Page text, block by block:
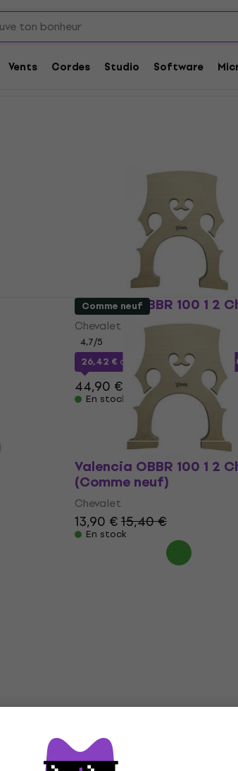
Vents Cordes Studio Software
Valencia OBBR 100 1 2
Chevalet
4,7/5
26,42 € avec le codeMUZMUZ-
44,90 €
En stock
Comme neuf
Valencia OBBR 100 1 2
(Comme neuf)
Chevalet
13,90 €15,40 €
En stock